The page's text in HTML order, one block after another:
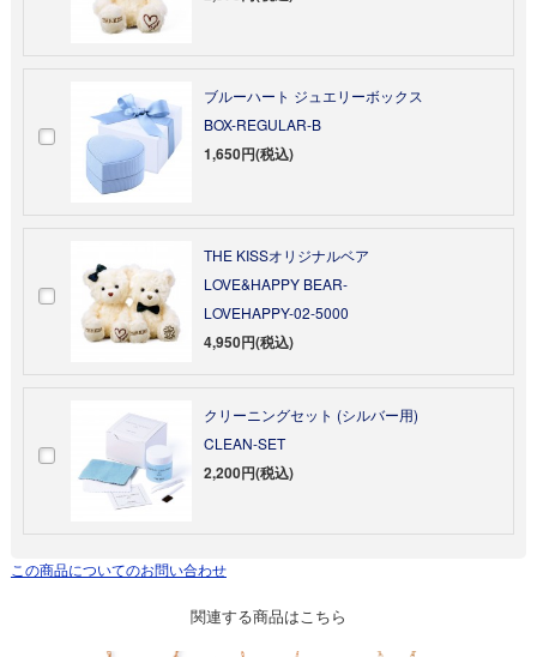
ブルーハート ジュエリーボックス
BOX-REGULAR-B
1,650円(税込)
THE KISSオリジナルベア
LOVE&HAPPY BEAR-
LOVEHAPPY-02-5000
4,950円(税込)
クリーニングセット (シルバー用)
CLEAN-SET
2,200円(税込)
この商品についてのお問い合わせ
関連する商品はこちら